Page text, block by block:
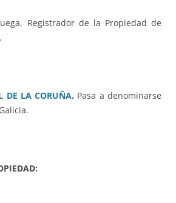
Registrador de la Propiedad de
DE LA CORUÑA. Pasa a denominarse